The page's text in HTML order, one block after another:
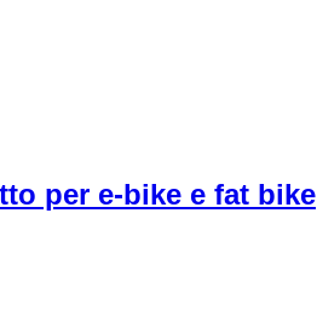
per e-bike e fat bike